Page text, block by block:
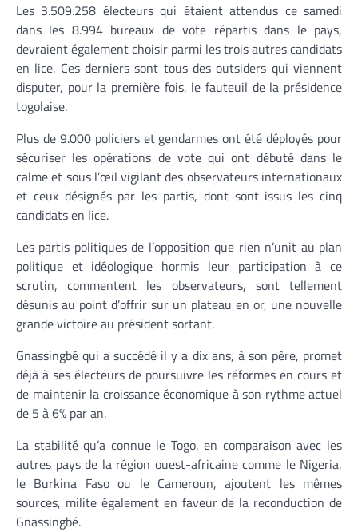
Les 3.509.258 électeurs qui étaient attendus ce samedi
dans les 8.994 bureaux de vote répartis dans le pays,
devraient également choisir parmi les trois autres candidats
en lice. Ces derniers sont tous des outsiders qui viennent
disputer, pour la première fois, le fauteuil de la présidence
togolaise.
Plus de 9.000 policiers et gendarmes ont été déployés pour
sécuriser les opérations de vote qui ont débuté dans le
calme et sous l’œil vigilant des observateurs internationaux
et ceux désignés par les partis, dont sont issus les cinq
candidats en lice.
Les partis politiques de l’opposition que rien n’unit au plan
politique et idéologique hormis leur participation à ce
scrutin, commentent les observateurs, sont tellement
désunis au point d’offrir sur un plateau en or, une nouvelle
grande victoire au président sortant.
Gnassingbé qui a succédé il y a dix ans, à son père, promet
déjà à ses électeurs de poursuivre les réformes en cours et
de maintenir la croissance économique à son rythme actuel
de 5 à 6% par an.
La stabilité qu’a connue le Togo, en comparaison avec les
autres pays de la région ouest-africaine comme le Nigeria,
le Burkina Faso ou le Cameroun, ajoutent les mêmes
sources, milite également en faveur de la reconduction de
Gnassingbé.